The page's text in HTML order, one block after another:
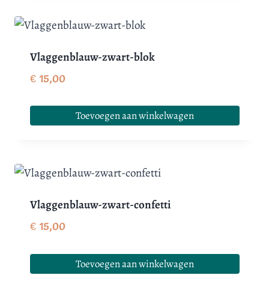
Vlaggenblauw-zwart-blok
€15,00
Toevoegen aan winkelwagen
Vlaggenblauw-zwart-confetti
€15,00
Toevoegen aan winkelwagen